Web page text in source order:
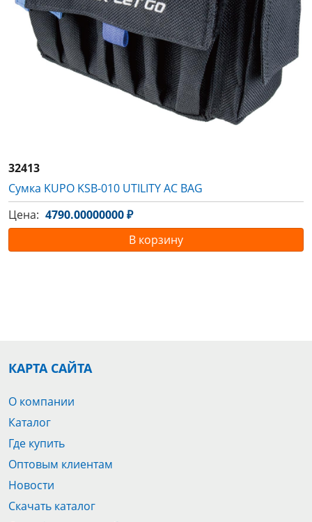
32413
Сумка KUPO KSB-010 UTILITY AC BAG
Цена: 4790.00000000 ₽
В корзину
КАРТА САЙТА
О компании
Каталог
Где купить
Оптовым клиентам
Новости
Скачать каталог